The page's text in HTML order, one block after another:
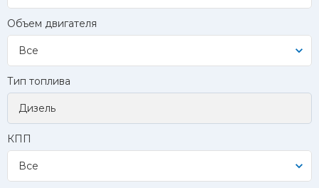
Объем двигателя
Все
Тип топлива
КПП
Все